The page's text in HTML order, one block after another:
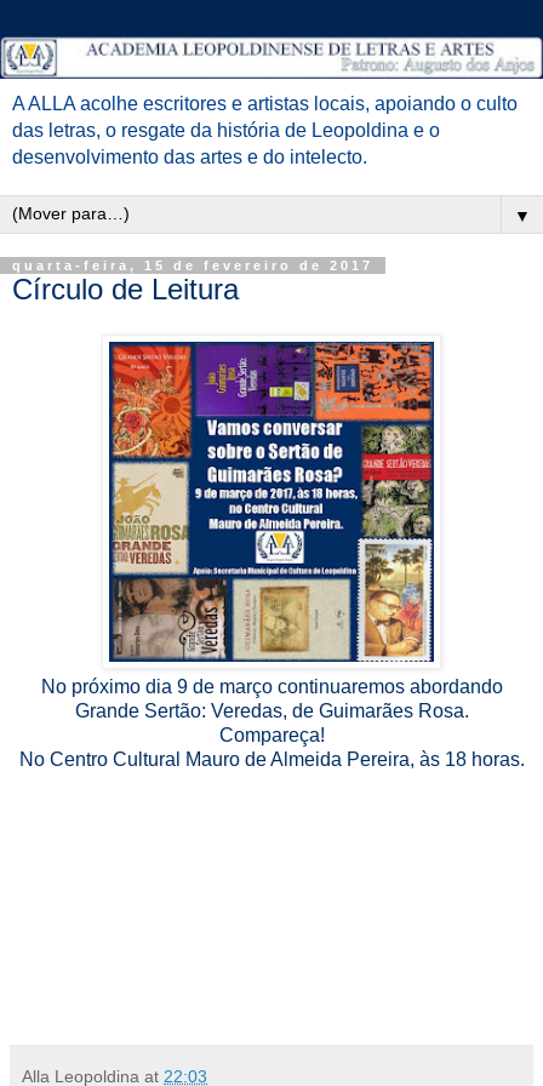
A ALLA acolhe escritores e artistas locais, apoiando o culto
das letras, o resgate da história de Leopoldina e o
desenvolvimento das artes e do intelecto.
▼
quarta-feira, 15 de fevereiro de 2017
Círculo de Leitura
No próximo dia 9 de março continuaremos abordando
Grande Sertão: Veredas, de Guimarães Rosa.
Compareça!
No Centro Cultural Mauro de Almeida Pereira, às 18 horas.
Alla Leopoldina at 22:03